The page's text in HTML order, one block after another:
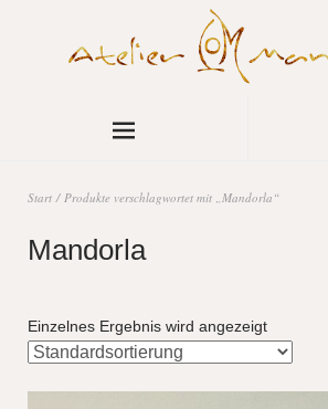
Start / Produkte verschlagwortet mit „Mandorla“
Mandorla
Einzelnes Ergebnis wird angezeigt